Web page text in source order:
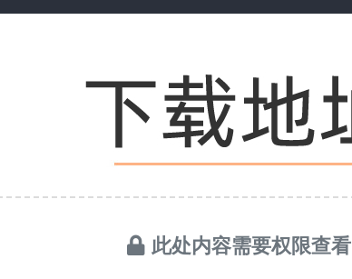
此处内容需要权限查看